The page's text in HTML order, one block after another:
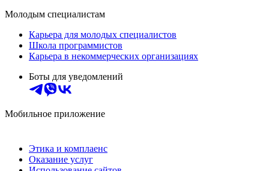
Молодым специалистам
Карьера для молодых специалистов
Школа программистов
Карьера в некоммерческих организациях
Боты для уведомлений
Мобильное приложение
Этика и комплаенс
Оказание услуг